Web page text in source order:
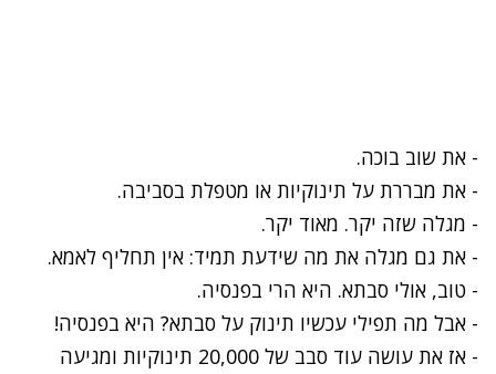
- את שוב בוכה.
- את מבררת על תינוקיות או מטפלת בסביבה.
- מגלה שזה יקר. מאוד יקר.
- את גם מגלה את מה שידעת תמיד: אין תחליף לאמא.
- טוב, אולי סבתא. היא הרי בפנסיה.
- אבל מה תפילי עכשיו תינוק על סבתא? היא בפנסיה!
- אז את עושה עוד סבב של 20,000 תינוקיות ומגיעה